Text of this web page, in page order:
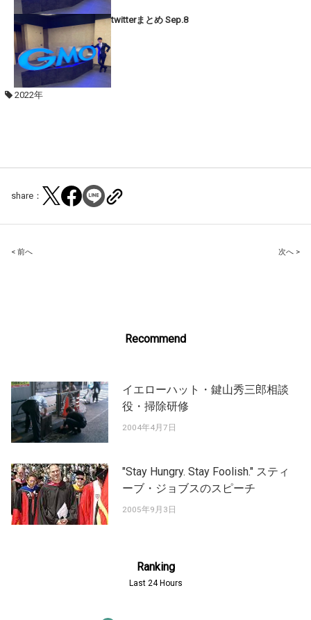
twitterまとめ Sep.8
2022年
share：
Post
< 前へ 次へ >
Recommend
イエローハット・鍵山秀三郎相談
役・掃除研修
2004年4月7日
"Stay Hungry. Stay Foolish." スティ
ーブ・ジョブスのスピーチ
2005年9月3日
Ranking
Last 24 Hours